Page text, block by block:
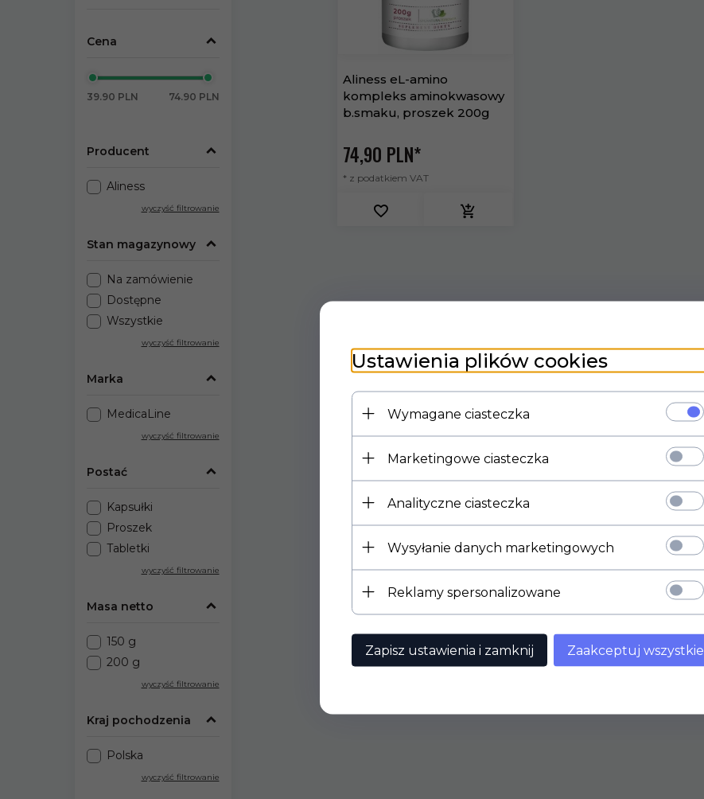
Cena
39.90 PLN 74.90 PLN
Producent
Aliness
wyczyść filtrowanie
Stan magazynowy
Na zamówienie
Dostępne
Wszystkie
wyczyść filtrowanie
Marka
MedicaLine
wyczyść filtrowanie
Postać
Kapsułki
Proszek
Tabletki
wyczyść filtrowanie
Masa netto
150 g
200 g
wyczyść filtrowanie
Kraj pochodzenia
Polska
wyczyść filtrowanie
Aliness eL-amino
kompleks aminokwasowy
b.smaku, proszek 200g
74,90 PLN*
* z podatkiem VAT
Ustawienia plików cookies
Wymagane ciasteczka
Marketingowe ciasteczka
Analityczne ciasteczka
Wysyłanie danych marketingowych
Reklamy spersonalizowane
Zapisz ustawienia i zamknij Zaakceptuj wszystkie